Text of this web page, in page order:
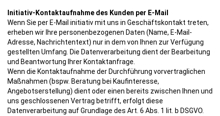
Initiativ-Kontaktaufnahme des Kunden per E-Mail
Wenn Sie per E-Mail initiativ mit uns in Geschäftskontakt treten,
erheben wir Ihre personenbezogenen Daten (Name, E-Mail-
Adresse, Nachrichtentext) nur in dem von Ihnen zur Verfügung
gestellten Umfang. Die Datenverarbeitung dient der Bearbeitung
und Beantwortung Ihrer Kontaktanfrage.
Wenn die Kontaktaufnahme der Durchführung vorvertraglichen
Maßnahmen (bspw. Beratung bei Kaufinteresse,
Angebotserstellung) dient oder einen bereits zwischen Ihnen und
uns geschlossenen Vertrag betrifft, erfolgt diese
Datenverarbeitung auf Grundlage des Art. 6 Abs. 1 lit. b DSGVO.